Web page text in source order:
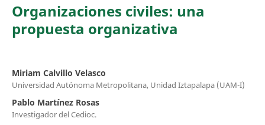
Organizaciones civiles: una
propuesta organizativa
Miriam Calvillo Velasco
Universidad Autónoma Metropolitana, Unidad Iztapalapa (UAM-I)
Pablo Martínez Rosas
Investigador del Cedioc.